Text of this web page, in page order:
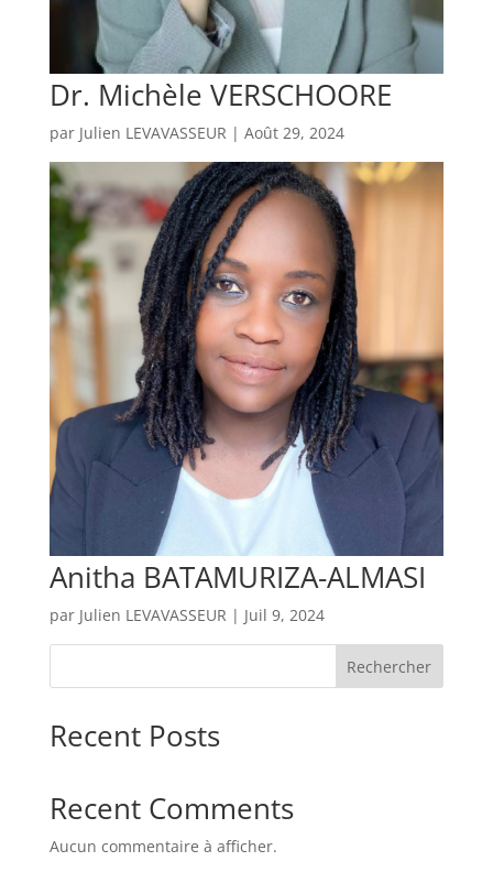
Dr. Michèle VERSCHOORE
par Julien LEVAVASSEUR | Août 29, 2024
Anitha BATAMURIZA-ALMASI
par Julien LEVAVASSEUR | Juil 9, 2024
Rechercher
Recent Posts
Recent Comments
Aucun commentaire à afficher.